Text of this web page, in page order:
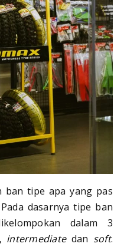
tipe apa yang pas
dasarnya tipe ban
dalam 3
intermediate dan soft.